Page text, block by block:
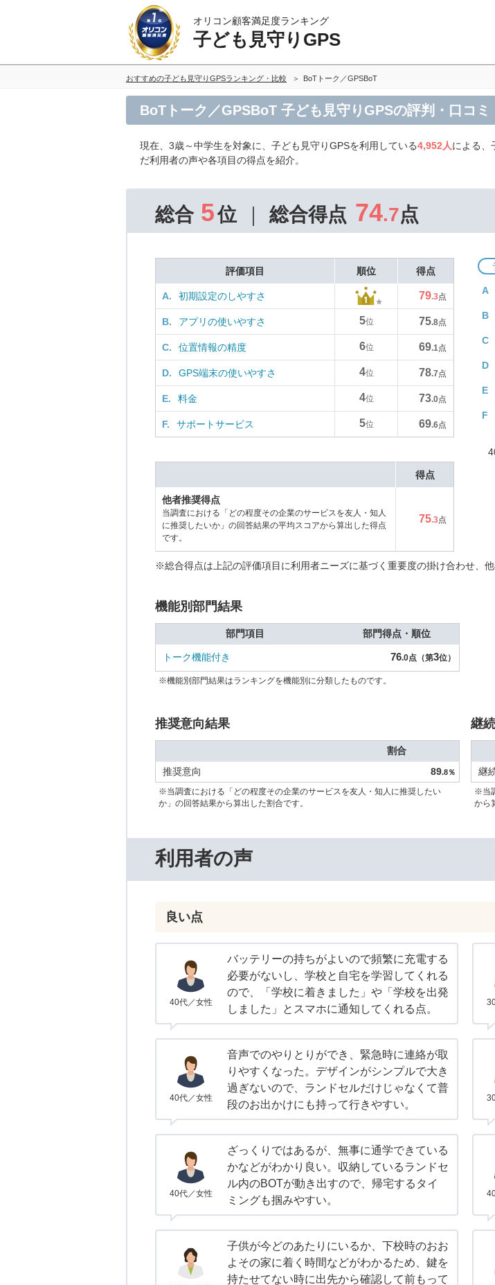
オリコン顧客満足度ランキング
子ども見守りGPS
おすすめの子ども見守りGPSランキング・比較 BoTトーク／GPSBoT
BoTトーク／GPSBoT 子ども見守りGPSの評判・口コミ
現在、3歳～中学生を対象に、子ども見守りGPSを利用している4,952人による、
だ利用者の声や各項目の得点を紹介。
総合 5位 総合得点 74.7点
評価項目 順位 得点
A. 初期設定のしやすさ 79.3点
B. アプリの使いやすさ 5位 75.8点
C. 位置情報の精度 6位 69.1点
D. GPS端末の使いやすさ 4位 78.7点
E. 料金 4位 73.0点
F. サポートサービス 5位 69.6点
A
B
C
D
E
F
得点
他者推奨得点
当調査における「どの程度その企業のサービスを友人・知人
に推奨したいか」の回答結果の平均スコアから算出した得点
です。
75.3点
※総合得点は上記の評価項目に利用者ニーズに基づく重要度の掛け合わせ、
機能別部門結果
部門項目 部門得点・順位
トーク機能付き 76.0点（第3位）
※機能別部門結果はランキングを機能別に分類したものです。
推奨意向結果
割合
推奨意向
89.8％
※当調査における「どの程度その企業のサービスを友人・知人に推奨したい
か」の回答結果から算出した割合です。
継
継
※当
から
利用者の声
良い点
40代／女性
バッテリーの持ちがよいので頻繁に充電する
必要がないし、学校と自宅を学習してくれる
ので、「学校に着きました」や「学校を出発
しました」とスマホに通知してくれる点。
40代／女性
音声でのやりとりができ、緊急時に連絡が取
りやすくなった。デザインがシンプルで大き
過ぎないので、ランドセルだけじゃなくて普
段のお出かけにも持って行きやすい。
40代／女性
ざっくりではあるが、無事に通学できている
かなどがわかり良い。収納しているランドセ
ル内のBOTが動き出すので、帰宅するタイ
ミングも掴みやすい。
子供が今どのあたりにいるか、下校時のおお
よその家に着く時間などがわかるため、鍵を
持たせてない時に出先から確認して前もって